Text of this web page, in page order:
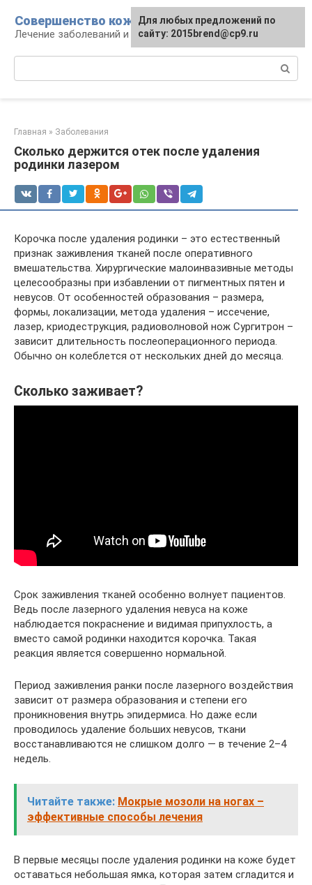
контенту
Совершенство кожи
Лечение заболеваний и уход за кожей
Главная » Заболевания
Сколько держится отек после удаления
родинки лазером
Корочка после удаления родинки – это естественный
признак заживления тканей после оперативного
вмешательства. Хирургические малоинвазивные методы
целесообразны при избавлении от пигментных пятен и
невусов. От особенностей образования – размера,
формы, локализации, метода удаления – иссечение,
лазер, криодеструкция, радиоволновой нож Сургитрон –
зависит длительность послеоперационного периода.
Обычно он колеблется от нескольких дней до месяца.
Сколько заживает?
Срок заживления тканей особенно волнует пациентов.
Ведь после лазерного удаления невуса на коже
наблюдается покраснение и видимая припухлость, а
вместо самой родинки находится корочка. Такая
реакция является совершенно нормальной.
Период заживления ранки после лазерного воздействия
зависит от размера образования и степени его
проникновения внутрь эпидермиса. Но даже если
проводилось удаление больших невусов, ткани
восстанавливаются не слишком долго — в течение 2–4
недель.
Читайте также: Мокрые мозоли на ногах –
эффективные способы лечения
В первые месяцы после удаления родинки на коже будет
оставаться небольшая ямка, которая затем сгладится и
Для любых предложений по
сайту: 2015brend@cp9.ru